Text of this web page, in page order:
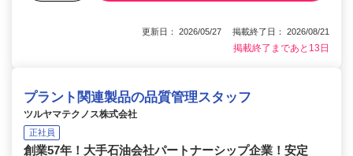
更新日： 2026/05/27 掲載終了日： 2026/08/21
掲載終了まであと13日
プラント関連製品の品質管理スタッフ
ツルヤマテクノス株式会社
正社員
創業57年！大手石油会社パートナーシップ企業！安定